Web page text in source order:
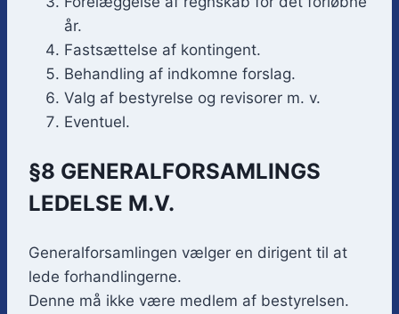
år.
Fastsættelse af kontingent.
Behandling af indkomne forslag.
Valg af bestyrelse og revisorer m. v.
Eventuel.
§8 GENERALFORSAMLINGS
LEDELSE M.V.
Generalforsamlingen vælger en dirigent til at
lede forhandlingerne.
Denne må ikke være medlem af bestyrelsen.